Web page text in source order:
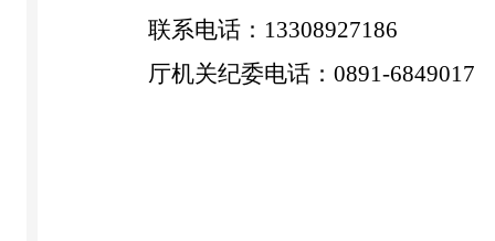
联系电话： 13308927186
厅机关纪委电话： 0891-6849017